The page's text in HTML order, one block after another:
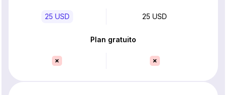
25 USD 25 USD
Plan gratuito